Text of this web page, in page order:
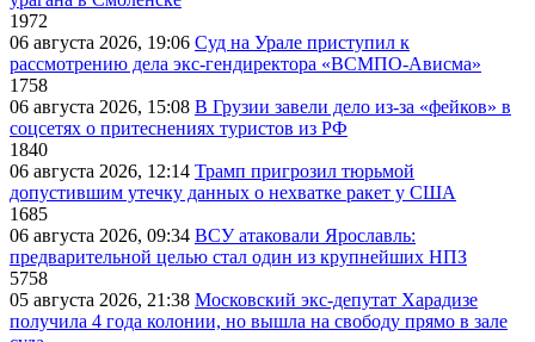
1972
06 августа 2026, 19:06 Суд на Урале приступил к
рассмотрению дела экс-гендиректора «ВСМПО-Ависма»
1758
06 августа 2026, 15:08 В Грузии завели дело из-за «фейков» в
соцсетях о притеснениях туристов из РФ
1840
06 августа 2026, 12:14 Трамп пригрозил тюрьмой
допустившим утечку данных о нехватке ракет у США
1685
06 августа 2026, 09:34 ВСУ атаковали Ярославль:
предварительной целью стал один из крупнейших НПЗ
5758
05 августа 2026, 21:38 Московский экс-депутат Харадизе
получила 4 года колонии, но вышла на свободу прямо в зале